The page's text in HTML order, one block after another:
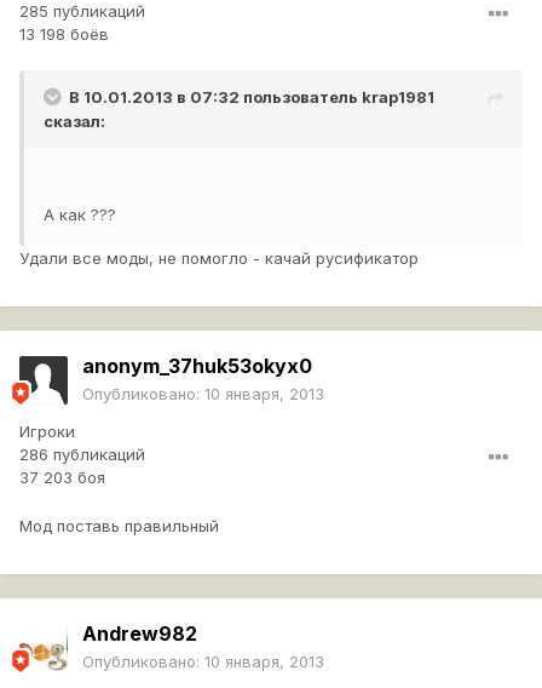
285 публикаций
13 198 боёв
В 10.01.2013 в 07:32 пользователь krap1981
сказал:
А как ???
Удали все моды, не помогло - качай русификатор
anonym_37huk53okyx0
Опубликовано: 10 января, 2013
Игроки
286 публикаций
37 203 боя
Мод поставь правильный
Andrew982
Опубликовано: 10 января, 2013